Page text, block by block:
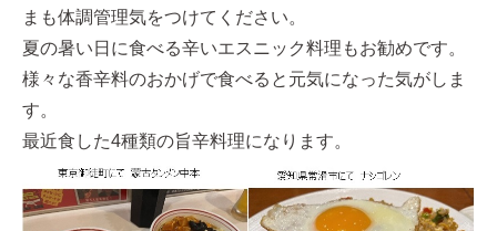
まも体調管理気をつけてください。
夏の暑い日に食べる辛いエスニック料理もお勧めです。
様々な香辛料のおかげで食べると元気になった気がしま
す。
最近食した4種類の旨辛料理になります。